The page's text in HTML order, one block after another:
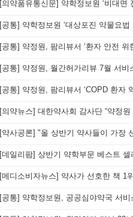
[의약품유통신문] 약학정보원 ‘비대면
[공통] 약학정보원 ‘대상포진 약물요법
[공통] 약정원, 팜리뷰서 ‘환자 안전 위
[공통] 약정원, 월간허가리뷰 7월 서비
[공통] 약정원, 팜리뷰서 ‘COPD 환자
[의약뉴스] 대한약사회 감사단 “약정
[약사공론] "올 상반기 약사들이 가장
[데일리팜] 상반기 약학부문 베스트
[공통] 약학정보원, 공공심야약국 서비